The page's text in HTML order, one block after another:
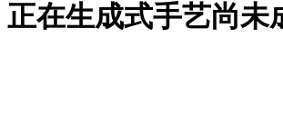
正在生成式手艺尚未